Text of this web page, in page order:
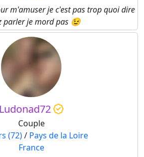
m'amuser je c'est pas trop quoi dire
parler je mord pas 😉
Ludonad72
Couple
(72)/ Pays de la Loire
France